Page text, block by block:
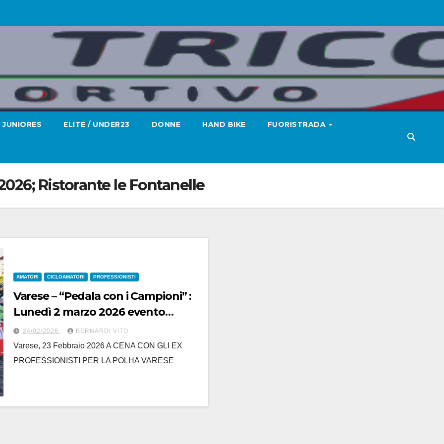
JUNIORES ELITE / UNDER23 DONNE HAND BIKE FUORISTRADA
Ristorante le Fontanelle
AMATORI CICLOAMATORI PROFESSIONISTI
Varese – “Pedala con i Campioni” :
Lunedì 2 marzo 2026 evento
benefico al ristorante Le
Fontanelle di Vedano Olona
24/02/2026 BERNARDI VITO
Varese, 23 Febbraio 2026 A CENA CON GLI EX
PROFESSIONISTI PER LA POLHA VARESE